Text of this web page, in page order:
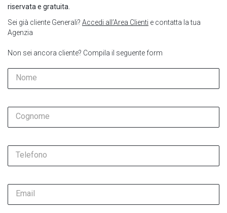
riservata e gratuita.
Sei già cliente Generali? Accedi all’Area Clienti e contatta la tua
Agenzia
Non sei ancora cliente? Compila il seguente form
Nome
Cognome
Telefono
Email